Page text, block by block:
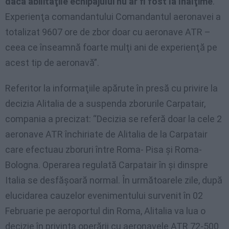
Experienţa comandantului Comandantul aeronavei a
totalizat 9607 ore de zbor doar cu aeronave ATR –
ceea ce înseamnă foarte mulţi ani de experienţă pe
acest tip de aeronavă”.
Referitor la informaţiile apărute în presă cu privire la
decizia Alitalia de a suspenda zborurile Carpatair,
compania a precizat: “Decizia se referă doar la cele 2
aeronave ATR închiriate de Alitalia de la Carpatair
care efectuau zboruri între Roma- Pisa şi Roma-
Bologna. Operarea regulată Carpatair în şi dinspre
Italia se desfăşoară normal. În următoarele zile, după
elucidarea cauzelor evenimentului survenit în 02
Februarie pe aeroportul din Roma, Alitalia va lua o
decizie în privinta operării cu aeronavele ATR 72-500